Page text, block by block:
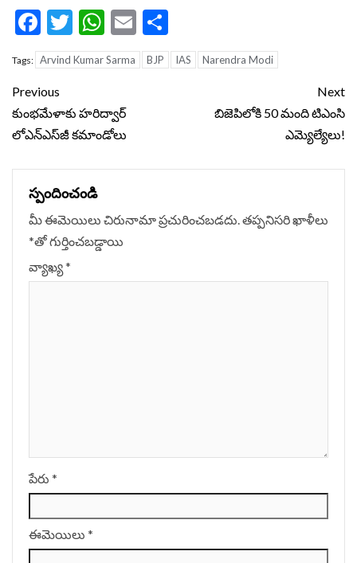
Facebook
Twitter
WhatsApp
Email
Tags: Arvind Kumar Sarma BJP IAS Narendra Modi
Continue
Reading
Previous
కుంభమేళాకు హరిద్వార్
లోఎన్‌ఎస్‌జీ కమాండోలు
Next
బిజెపిలోకి 50 మంది టిఎంసి
ఎమ్యెల్యేలు!
స్పందించండి
మీ ఈమెయిలు చిరునామా ప్రచురించబడదు.తప్పనిసరి ఖాళీలు
*‌తో గుర్తించబడ్డాయి
వ్యాఖ్య*
పేరు *
ఈమెయిలు *